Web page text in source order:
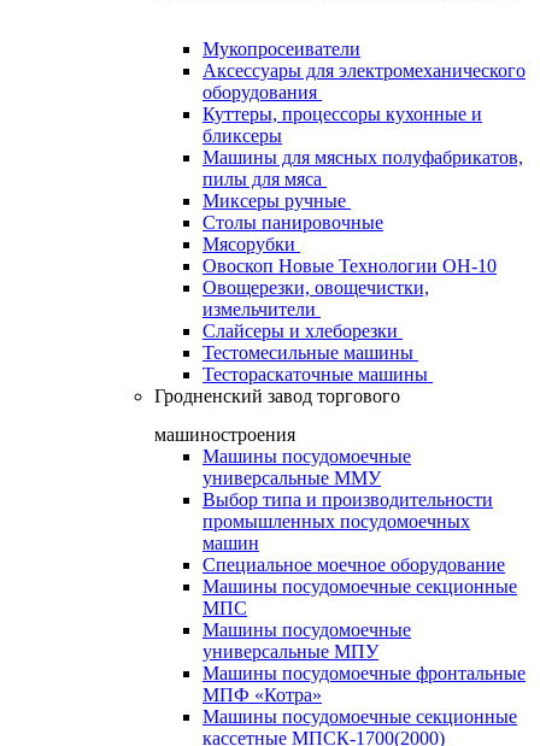
Мукопросеиватели
Аксессуары для электромеханического
оборудования
Куттеры, процессоры кухонные и
бликсеры
Машины для мясных полуфабрикатов,
пилы для мяса
Миксеры ручные
Столы панировочные
Мясорубки
Овоскоп Новые Технологии ОН-10
Овощерезки, овощечистки,
измельчители
Слайсеры и хлеборезки
Тестомесильные машины
Тестораскаточные машины
Гродненский завод торгового
машиностроения
Машины посудомоечные
универсальные ММУ
Выбор типа и производительности
промышленных посудомоечных
машин
Специальное моечное оборудование
Машины посудомоечные секционные
МПС
Машины посудомоечные
универсальные МПУ
Машины посудомоечные фронтальные
МПФ «Котра»
Машины посудомоечные секционные
кассетные МПСК-1700(2000)